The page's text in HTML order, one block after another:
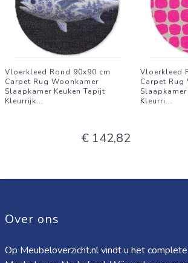
Vloerkleed Rond 90x90 cm
Carpet Rug Woonkamer
Slaapkamer Keuken Tapijt
Kleurrijk...
€ 142,82
Vloerkleed
Carpet Rug
Kleurri...
Over ons
Op Meubeloverzicht.nl vindt u het